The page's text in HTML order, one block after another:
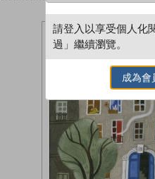
請登入以享受個人化
過」繼續瀏覽。
成為會